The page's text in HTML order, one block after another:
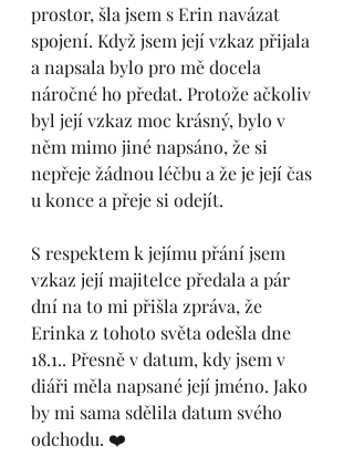
prostor, šla jsem s Erin navázat
spojení. Když jsem její vzkaz přijala
a napsala bylo pro mě docela
náročné ho předat. Protože ačkoliv
byl její vzkaz moc krásný, bylo v
něm mimo jiné napsáno, že si
nepřeje žádnou léčbu a že je její čas
u konce a přeje si odejít.
S respektem k jejímu přání jsem
vzkaz její majitelce předala a pár
dní na to mi přišla zpráva, že
Erinka z tohoto světa odešla dne
18.1.. Přesně v datum, kdy jsem v
diáři měla napsané její jméno. Jako
by mi sama sdělila datum svého
odchodu. ❤️